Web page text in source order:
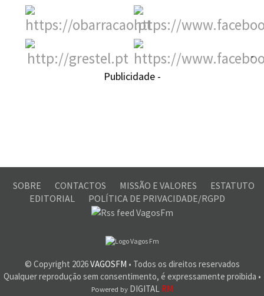
-
Publicidade -
SOBRE CONTACTOS MISSÃO E VALORES
ESTATUTO
EDITORIAL
POLÍTICA DE PRIVACIDADE/RGPD
© Copyright 2026VAGOSFM • Todos os direitos reservados
Qualquer reprodução sem consentimento, é expressamente proibida •
Powered byDIGITAL RM